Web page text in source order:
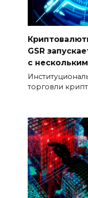
GSR
с
торговли